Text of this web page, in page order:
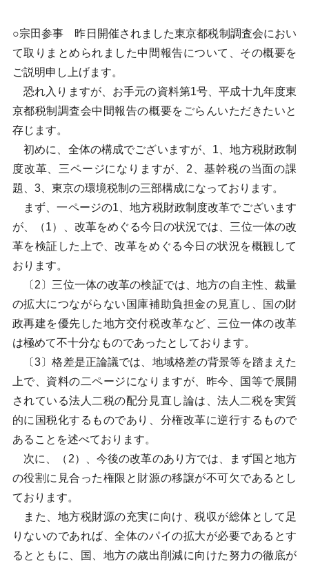
○宗田参事 昨日開催されました東京都税制調査会におい
て取りまとめられました中間報告について、その概要を
ご説明申し上げます。
恐れ入りますが、お手元の資料第1号、平成十九年度東
京都税制調査会中間報告の概要をごらんいただきたいと
存じます。
初めに、全体の構成でございますが、1、地方税財政制
度改革、三ページになりますが、2、基幹税の当面の課
題、3、東京の環境税制の三部構成になっております。
まず、一ページの1、地方税財政制度改革でございます
が、（1）、改革をめぐる今日の状況では、三位一体の改
革を検証した上で、改革をめぐる今日の状況を概観して
おります。
〔2〕三位一体の改革の検証では、地方の自主性、裁量
の拡大につながらない国庫補助負担金の見直し、国の財
政再建を優先した地方交付税改革など、三位一体の改革
は極めて不十分なものであったとしております。
〔3〕格差是正論議では、地域格差の背景等を踏まえた
上で、資料の二ページになりますが、昨今、国等で展開
されている法人二税の配分見直し論は、法人二税を実質
的に国税化するものであり、分権改革に逆行するもので
あることを述べております。
次に、（2）、今後の改革のあり方では、まず国と地方
の役割に見合った権限と財源の移譲が不可欠であるとし
ております。
また、地方税財源の充実に向け、税収が総体として足
りないのであれば、全体のパイの拡大が必要であるとす
るとともに、国、地方の歳出削減に向けた努力の徹底が